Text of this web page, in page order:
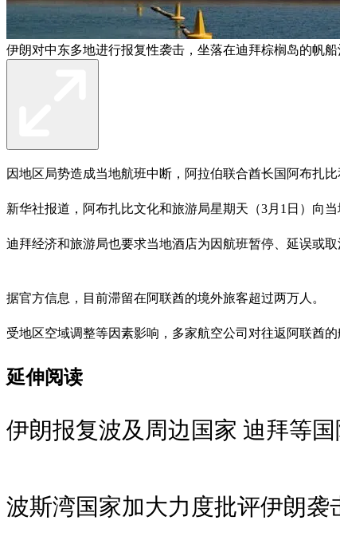
伊朗对中东多地进行报复性袭击，坐落在迪拜棕榈岛的帆船
因地区局势造成当地航班中断，阿拉伯联合酋长国阿布扎
新华社报道，阿布扎比文化和旅游局星期天（3月1日）向
迪拜经济和旅游局也要求当地酒店为因航班暂停、延误或
据官方信息，目前滞留在阿联酋的境外旅客超过两万人。
受地区空域调整等因素影响，多家航空公司对往返阿联酋
延伸阅读
伊朗报复波及周边国家 迪拜等
波斯湾国家加大力度批评伊朗袭